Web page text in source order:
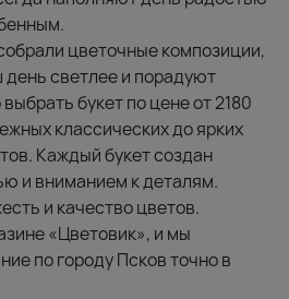
цветочные композиции,
светлее и порадуют
букет по цене от 2180
классических до ярких
Каждый букет создан
и вниманием к деталям.
и качество цветов.
«Цветовик», и мы
по городу Псков точно в